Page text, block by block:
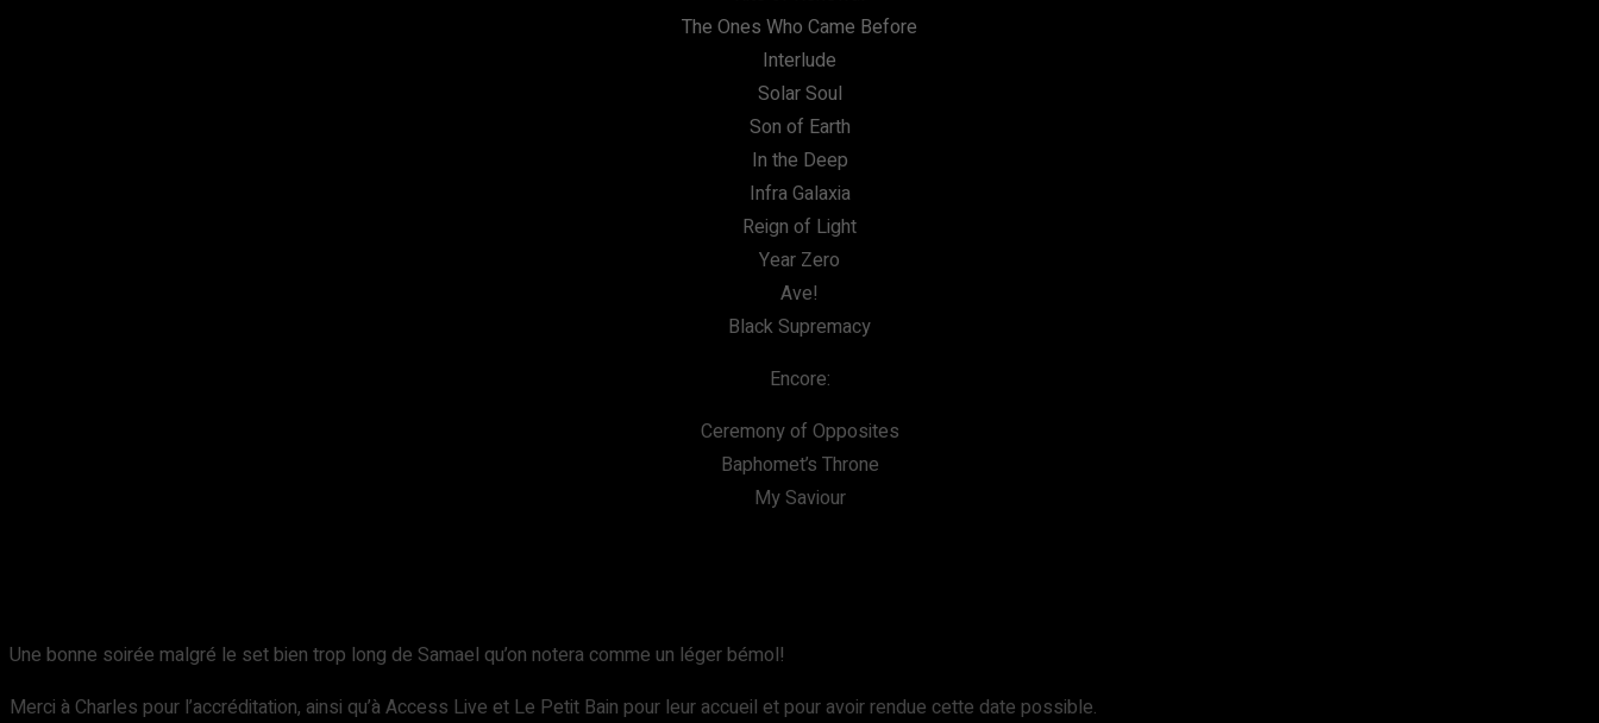
The Ones Who Came Before
Interlude
Solar Soul
Son of Earth
In the Deep
Infra Galaxia
Reign of Light
Year Zero
Ave!
Black Supremacy
Encore:
Ceremony of Opposites
Baphomet’s Throne
My Saviour
Une bonne soirée malgré le set bien trop long de Samael qu’on notera comme un léger bémol!
Merci à Charles pour l’accréditation, ainsi qu’à Access Live et Le Petit Bain pour leur accueil et pour avoir rendue cette date possible.